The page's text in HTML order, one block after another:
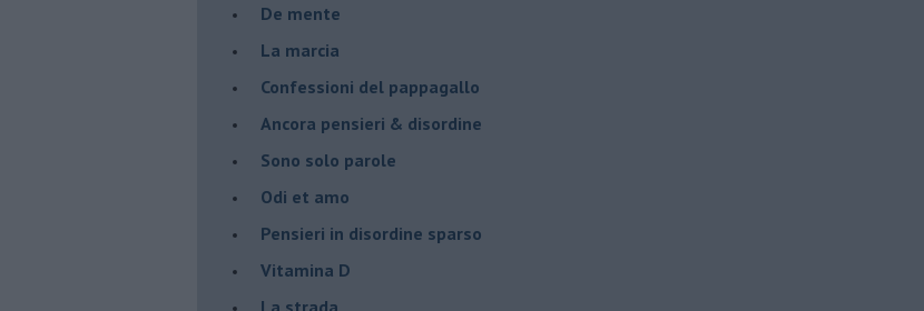
De mente
La marcia
Confessioni del pappagallo
Ancora pensieri & disordine
Sono solo parole
Odi et amo
Pensieri in disordine sparso
Vitamina D
La strada